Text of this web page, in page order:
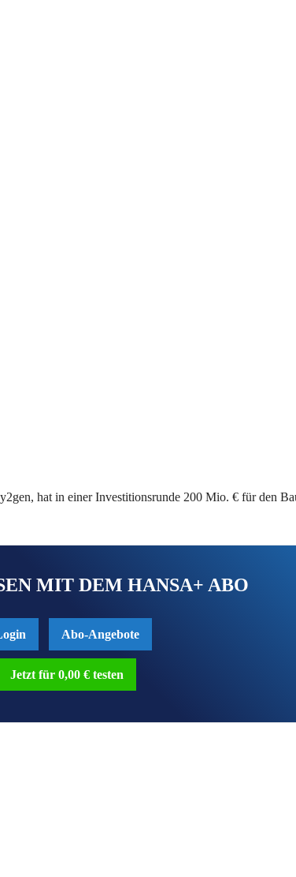
hat in einer Investitionsrunde 200 Mio. € für den
MIT DEM HANSA+ ABO
Abo-Angebote
Jetzt für 0,00 € testen